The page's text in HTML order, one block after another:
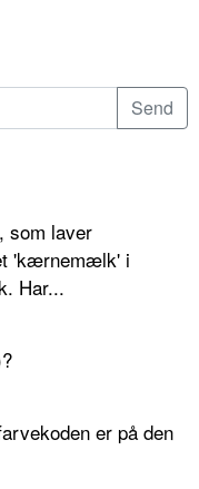
som laver
'kærnemælk' i
Har...
er på den